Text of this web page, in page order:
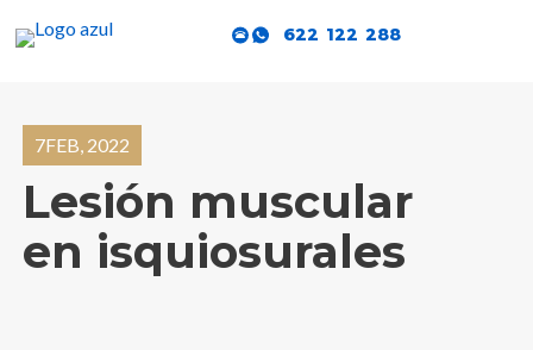
622 122 288
7FEB, 2022
Lesión muscular
en isquiosurales